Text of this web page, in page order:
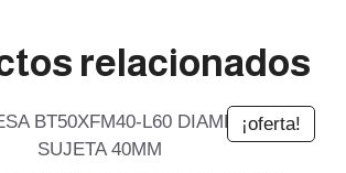
relacionados
¡oferta!